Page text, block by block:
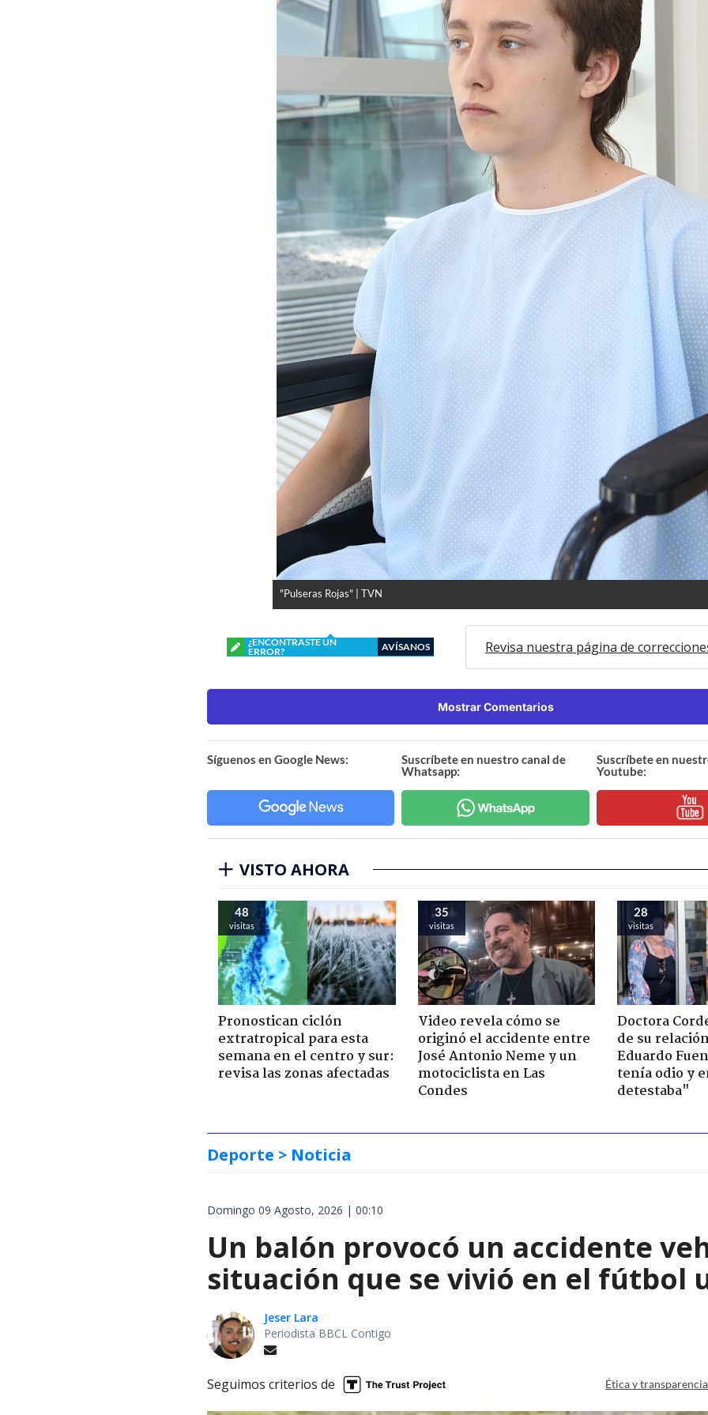
"Pulseras Rojas" | TVN
¿ENCONTRASTE UN
ERROR?
AVÍSANOS Revisa nuestra página de
Mostrar Comentarios
Síguenos en Google News:
Suscríbete en nuestro canal de
Whatsapp:
Suscríbete en
Youtube:
VISTO AHORA
48
visitas
Pronostican ciclón
extratropical para esta
semana en el centro y sur:
revisa las zonas afectadas
35
visitas
Video revela cómo se
originó el accidente entre
José Antonio Neme y un
motociclista en Las
Condes
28
visitas
Doctora
de su
Eduardo
tenía odio y
detestaba"
Deporte > Noticia
Domingo 09 Agosto, 2026 | 00:10
Un balón provocó un accidente
situación que se vivió en el fútbol
Jeser Lara
Periodista BBCL Contigo
Seguimos criterios de Ética y